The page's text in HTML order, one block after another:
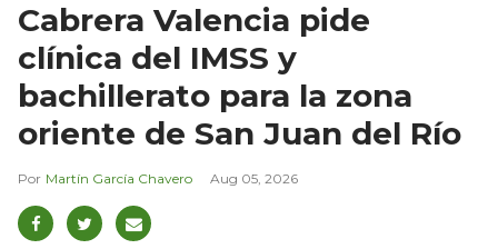
Cabrera Valencia pide
clínica del IMSS y
bachillerato para la zona
oriente de San Juan del Río
Martín García Chavero Aug 05, 2026